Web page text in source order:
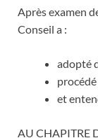
Après examen
Conseil a :
adopté
et
AU CHAPITRE